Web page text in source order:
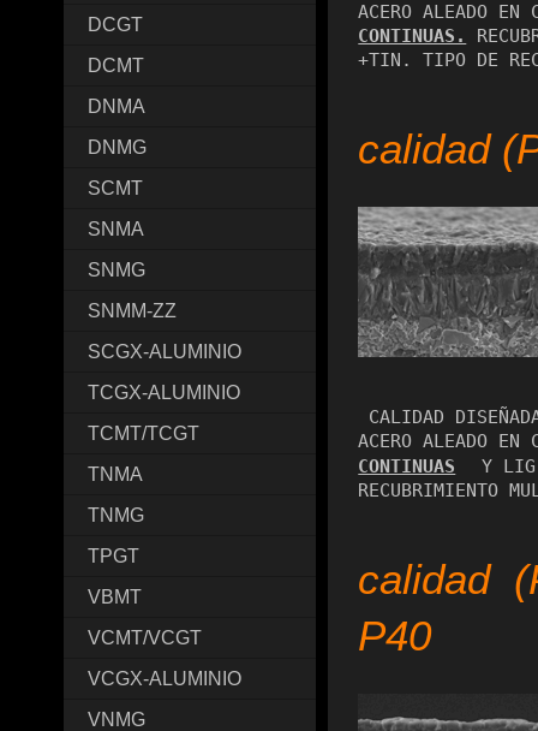
DCGT
DCMT
DNMA
DNMG
SCMT
SNMA
SNMG
SNMM-ZZ
SCGX-ALUMINIO
TCGX-ALUMINIO
TCMT/TCGT
TNMA
TNMG
TPGT
VBMT
VCMT/VCGT
VCGX-ALUMINIO
VNMG
ACERO ALEADO EN
CONTINUAS.
calidad
ACERO ALEADO EN
CONTINUAS
Y
calidad
P40